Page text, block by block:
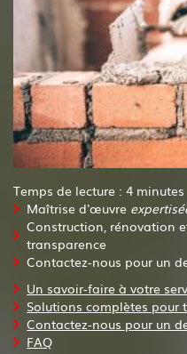
Temps de lecture : 4 minutes
Maîtrise d'œuvre
Construction, rénovation
transparence
Contactez-nous pour un
Un savoir-faire à votre
Solutions complètes pour
Contactez-nous pour un
FAQ